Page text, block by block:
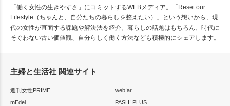
「働く女性の生きやすさ」にコミットするWEBメディア。「Reset our
Lifestyle（ちゃんと、自分たちの暮らしを整えたい）」という想いから、現
代の女性が直面する課題や解決法を紹介。暮らしの話題はもちろん、時代に
そぐわない古い価値観、自分らしく働く方法なども積極的にシェアします。
主婦と生活社 関連サイト
週刊女性PRIME
web!ar
mEdel
PASH! PLUS